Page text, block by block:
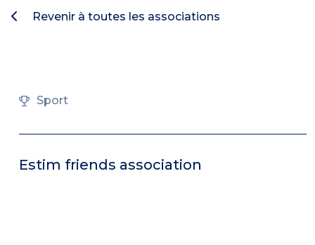
Revenir à toutes les associations
Sport
Estim friends association